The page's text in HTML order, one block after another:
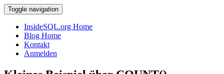
Toggle navigation
InsideSQL.org Home
Blog Home
Kontakt
Anmelden